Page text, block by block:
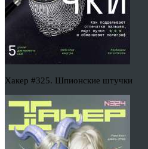
Хакер #325. Шпионские штучки